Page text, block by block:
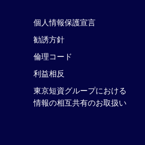
個人情報保護宣言
勧誘方針
倫理コード
利益相反
東京短資グループにおける
情報の相互共有のお取扱い